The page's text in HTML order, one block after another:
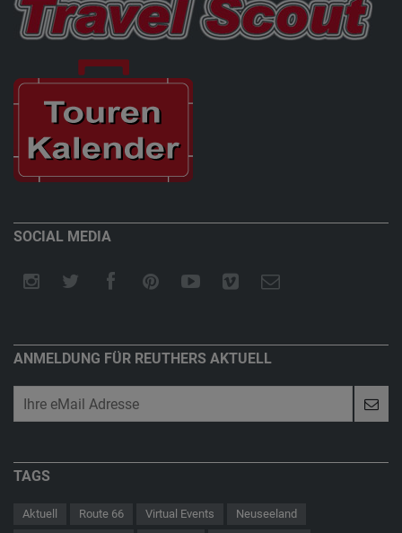
SOCIAL MEDIA
ANMELDUNG FÜR REUTHERS AKTUELL
TAGS
Aktuell Route 66 Virtual Events Neuseeland